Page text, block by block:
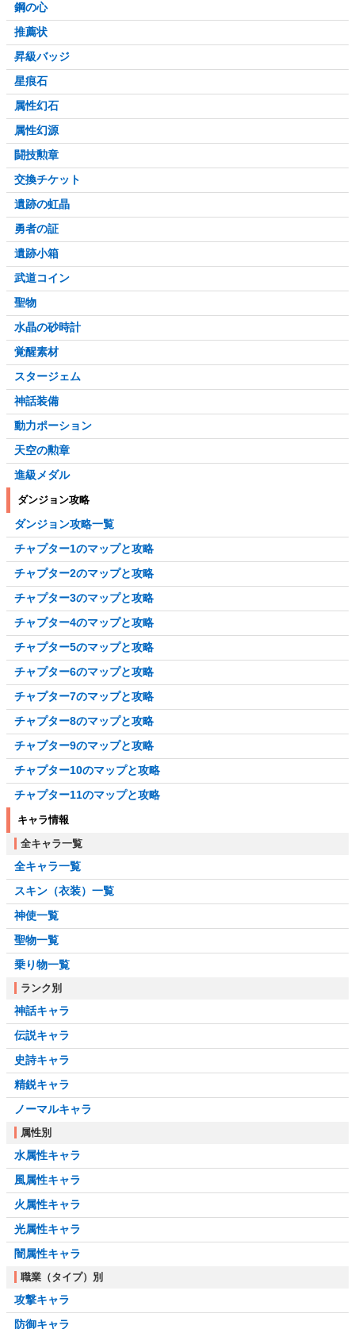
鋼の心
推薦状
昇級バッジ
星痕石
属性幻石
属性幻源
闘技勲章
交換チケット
遺跡の虹晶
勇者の証
遺跡小箱
武道コイン
聖物
水晶の砂時計
覚醒素材
スタージェム
神話装備
動力ポーション
天空の勲章
進級メダル
ダンジョン攻略
ダンジョン攻略一覧
チャプター1のマップと攻略
チャプター2のマップと攻略
チャプター3のマップと攻略
チャプター4のマップと攻略
チャプター5のマップと攻略
チャプター6のマップと攻略
チャプター7のマップと攻略
チャプター8のマップと攻略
チャプター9のマップと攻略
チャプター10のマップと攻略
チャプター11のマップと攻略
キャラ情報
全キャラ一覧
全キャラ一覧
スキン（衣装）一覧
神使一覧
聖物一覧
乗り物一覧
ランク別
神話キャラ
伝説キャラ
史詩キャラ
精鋭キャラ
ノーマルキャラ
属性別
水属性キャラ
風属性キャラ
火属性キャラ
光属性キャラ
闇属性キャラ
職業（タイプ）別
攻撃キャラ
防御キャラ